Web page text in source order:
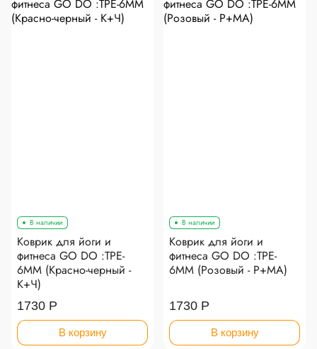
В наличии
Коврик для йоги и
фитнеса GO DO :TPE-
6MM (Красно-черный -
К+Ч)
1730 Р
В корзину
В наличии
Коврик для йоги и
фитнеса GO DO :TPE-
6MM (Розовый - Р+МА)
1730 Р
В корзину